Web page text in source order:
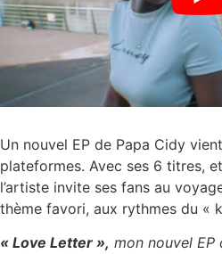
Un nouvel EP de Papa Cidy
plateformes. Avec ses 6 titres,
l’artiste invite ses fans au
thème favori, aux rythmes du «
« Love Letter », mon nouvel EP